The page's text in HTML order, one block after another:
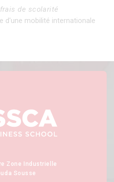
de scolarité
d'une mobilité internationale
Zone Industrielle
Sousse